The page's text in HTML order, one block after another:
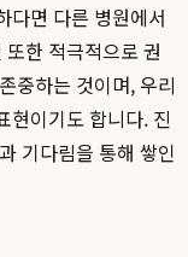
다면 다른 병원에서
한 적극적으로 권
중하는 것이며, 우리
현이기도 합니다. 진
기다림을 통해 쌓인